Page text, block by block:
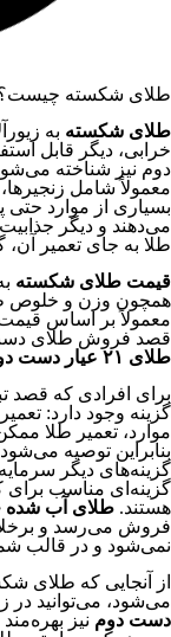
طلای شکسته
طلای شکسته به
خرابی، دیگر قابل
دوم نیز شناخته
معمولاً شامل
بسیاری از موارد
می‌دهند و دیگر
طلا به جای تعمیر
قیمت طلای شکسته
همچون وزن و خلوص
معمولاً بر اساس قیمت
قصد فروش طلای دست
طلای ۲۱ عیار دست
برای افرادی که قصد
گزینه وجود دارد:
موارد، تعمیر طلا
بنابراین توصیه
گزینه‌های دیگر
گزینه‌ای مناسب برای
هستند. طلای آب
فروش می‌رسد و
نمی‌شود و در قالب
از آنجایی که طلای
می‌شود، می‌توانید در
دست دوم نیز